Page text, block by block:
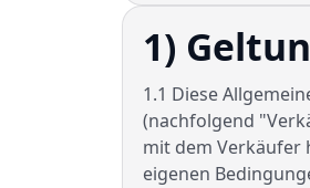
1)
1.1 Diese
(nachfolgend
mit dem Verkäufer
eigenen